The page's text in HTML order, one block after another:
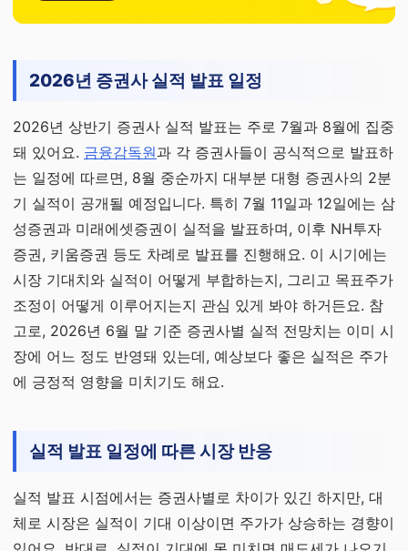
2026년 증권사 실적 발표 일정
2026년 상반기 증권사 실적 발표는 주로 7월과 8월에 집중
돼 있어요. 금융감독원과 각 증권사들이 공식적으로 발표하
는 일정에 따르면, 8월 중순까지 대부분 대형 증권사의 2분
기 실적이 공개될 예정입니다. 특히 7월 11일과 12일에는 삼
성증권과 미래에셋증권이 실적을 발표하며, 이후 NH투자
증권, 키움증권 등도 차례로 발표를 진행해요. 이 시기에는
시장 기대치와 실적이 어떻게 부합하는지, 그리고 목표주가
조정이 어떻게 이루어지는지 관심 있게 봐야 하거든요. 참
고로, 2026년 6월 말 기준 증권사별 실적 전망치는 이미 시
장에 어느 정도 반영돼 있는데, 예상보다 좋은 실적은 주가
에 긍정적 영향을 미치기도 해요.
실적 발표 일정에 따른 시장 반응
실적 발표 시점에서는 증권사별로 차이가 있긴 하지만, 대
체로 시장은 실적이 기대 이상이면 주가가 상승하는 경향이